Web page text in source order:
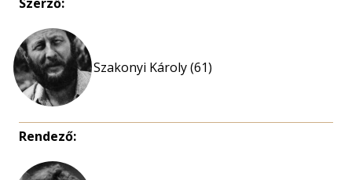
Szakonyi Károly (61)
Rendező: